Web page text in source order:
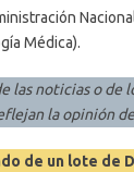
Médica).
las noticias o de
la opinión
de un lote de